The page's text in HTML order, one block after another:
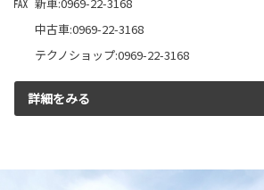
中古車:0969-22-3168
テクノショップ:0969-22-3168
詳細をみる